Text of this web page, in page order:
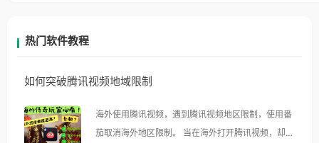
热门软件教程
如何突破腾讯视频地域限制
海外使用腾讯视频，遇到腾讯视频地区限制，使用番
茄取消海外地区限制。 当在海外打开腾讯视频，却突